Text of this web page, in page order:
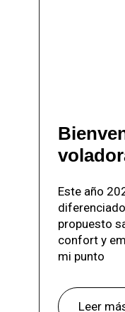
Este año
propuesto
confort y
mi punto
Leer